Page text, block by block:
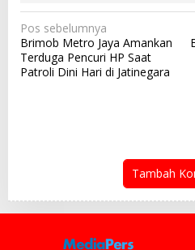
N
a
v
p
Pos sebelumnya
Brimob Metro Jaya Amankan
Terduga Pencuri HP Saat
Patroli Dini Hari di Jatinegara
Tambah